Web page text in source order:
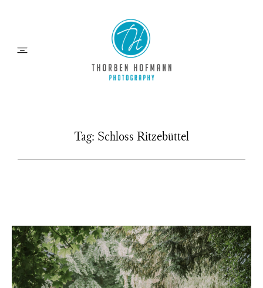
MOMENTE
INFOS
LIEBE WORTE
Tag: Schloss Ritzebüttel